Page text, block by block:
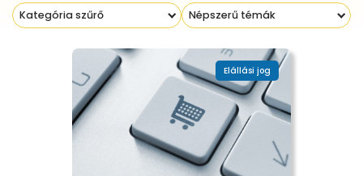
Kategória szűrő Népszerű témák
Elállási jog